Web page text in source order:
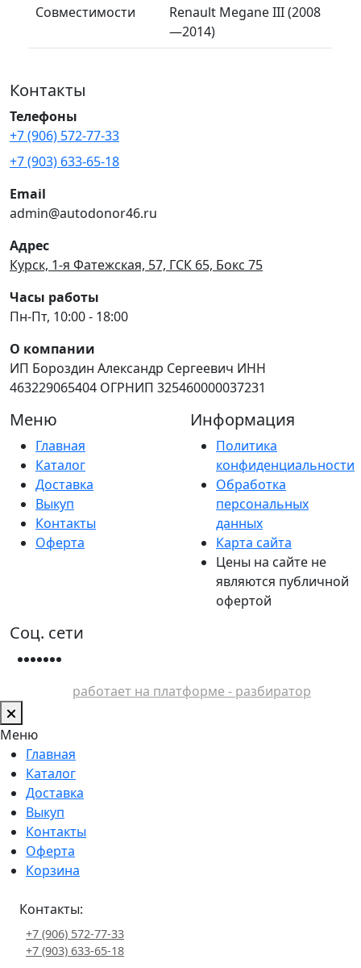
Совместимости
Renault Megane III (2008
—2014)
Контакты
Телефоны
+7 (906) 572-77-33
+7 (903) 633-65-18
Email
admin@autodonor46.ru
Адрес
Курск, 1-я Фатежская, 57, ГСК 65, Бокс 75
Часы работы
Пн-Пт, 10:00 - 18:00
О компании
ИП Бороздин Александр Сергеевич ИНН
463229065404 ОГРНИП 325460000037231
Меню
Главная
Каталог
Доставка
Выкуп
Контакты
Оферта
Информация
Политика
конфиденциальности
Обработка
персональных
данных
Карта сайта
Цены на сайте не
являются публичной
офертой
Соц. сети
работает на платформе - разбиратор
Меню
Главная
Каталог
Доставка
Выкуп
Контакты
Оферта
Корзина
Контакты:
+7 (906) 572-77-33
+7 (903) 633-65-18